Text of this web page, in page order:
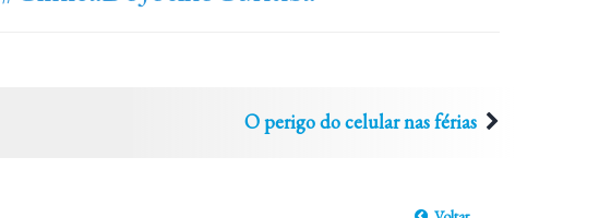
O perigo do celular nas férias